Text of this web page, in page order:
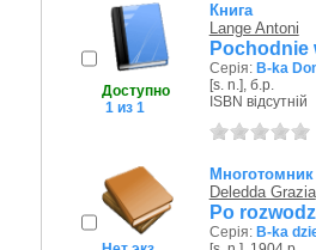
Доступно
1 из 1
Книга
Lange Antoni
Pochodnie
Серія: B-ka
[s. n.], б.р.
ISBN відсутній
Многотомник
Deledda Grazia
Po
Серія: B-ka